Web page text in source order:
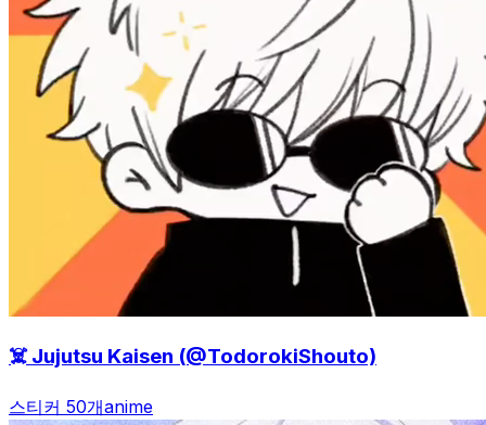
☠️ Jujutsu Kaisen (@TodorokiShouto)
스티커 50개anime